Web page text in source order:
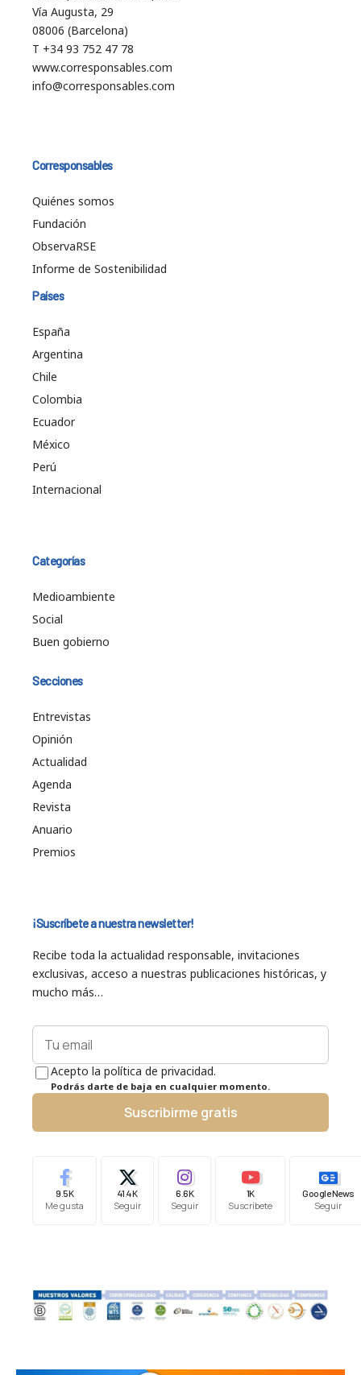
Vía Augusta, 29
08006 (Barcelona)
T +34 93 752 47 78
www.corresponsables.com
info@corresponsables.com
Corresponsables
Quiénes somos
Fundación
ObservaRSE
Informe de Sostenibilidad
Países
España
Argentina
Chile
Colombia
Ecuador
México
Perú
Internacional
Categorías
Medioambiente
Social
Buen gobierno
Secciones
Entrevistas
Opinión
Actualidad
Agenda
Revista
Anuario
Premios
¡Suscríbete a nuestra newsletter!
Recibe toda la actualidad responsable, invitaciones
exclusivas, acceso a nuestras publicaciones históricas, y
mucho más…
Acepto la política de privacidad.
Podrás darte de baja en cualquier momento.
Suscribirme gratis
9.5K
Me gusta
41.4K
Seguir
6.6K
Seguir
1K
Suscríbete
Google News
Seguir